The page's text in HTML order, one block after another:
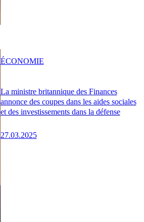
La ministre britannique des Finances
annonce des coupes dans les aides sociales
et des investissements dans la défense
27.03.2025
ÉCONOMIE